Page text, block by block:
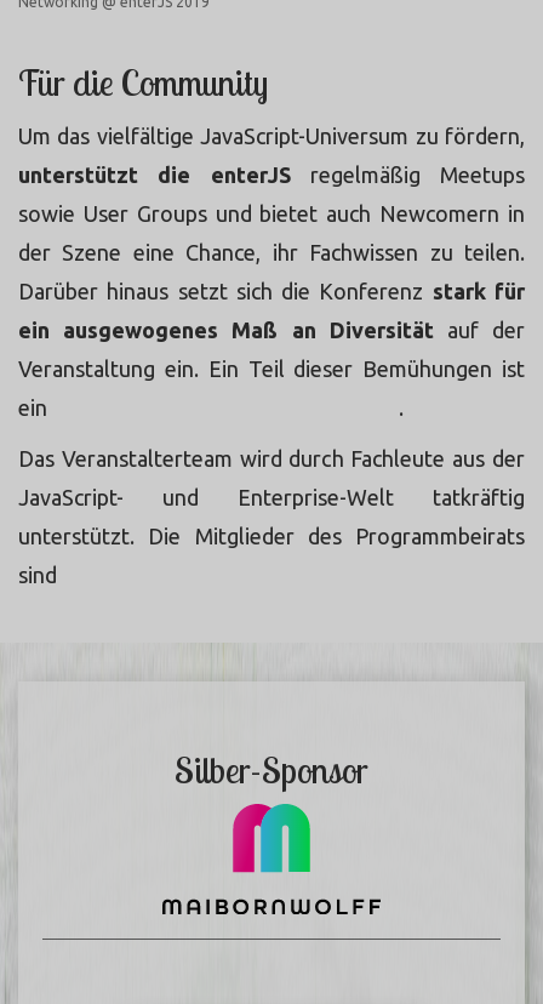
Für die Community
Um das vielfältige JavaScript-Universum zu fördern,
unterstützt die enterJSregelmäßig Meetups
sowie User Groups und bietet auch Newcomern in
der Szene eine Chance, ihr Fachwissen zu teilen.
Darüber hinaus setzt sich die Konferenz stark für
ein ausgewogenes Maß an Diversitätauf der
Veranstaltung ein. Ein Teil dieser Bemühungen ist
ein
.
Das Veranstalterteam wird durch Fachleute aus der
JavaScript- und Enterprise-Welt tatkräftig
unterstützt. Die Mitglieder des Programmbeirats
sind
Silber-Sponsor